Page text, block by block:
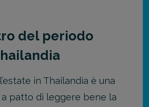
del periodo
in Thailandia è una
patto di leggere bene la